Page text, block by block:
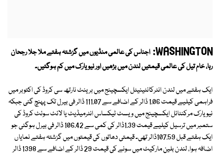
WASHINGTON: اجناس کی عالمی منڈیوں میں گزشتہ ہفتے ملا جلا رجحان
رہا، خام تیل کی عالمی قیمتیں لندن میں بڑھیں اور نیویارک میں کم ہوگئیں۔
ایک ہفتے میں لندن انٹرکانٹینیٹل ایکسچینج میں برینٹ نارتھ سی کروڈ کی اکتوبر میں
فراہمی کیلیے قیمت 1.06 ڈالر کے اضافے سے 111.07 ڈالر فی بیرل تک پہنچ گئی جبکہ
نیویارک مرکنٹائل ایکسچینج میں ویسٹ ٹیکساس انٹرمیڈیٹ یا لائٹ سوئٹ کروڈ کی
ستمبر میں ترسیل کیلیے قیمت 1.39ڈالر کی کمی سے 106.42 ڈالر فی بیرل ہوگئی جو
ایک ہفتے قبل 107.59ڈالر تھی۔ قیمتی دھاتوں کی قیمتوں میں گزشتہ ہفتے نمایاں
اضافہ ہوا، لندن بلین مارکیٹ میں سونے کی قیمت 29 ڈالر کے اضافے سے 1398 ڈالر